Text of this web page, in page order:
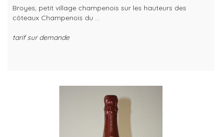
Broyes, petit village champenois sur les hauteurs des
côteaux Champenois du ...
tarif sur demande